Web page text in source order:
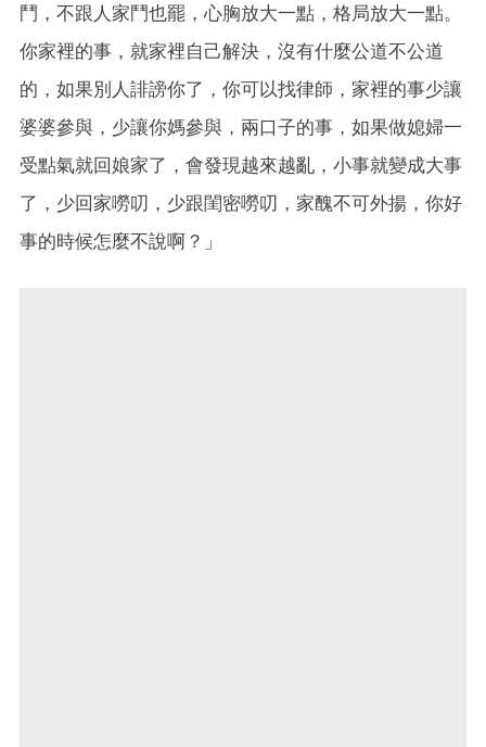
鬥，不跟人家鬥也罷，心胸放大一點，格局放大一點。
你家裡的事，就家裡自己解決，沒有什麼公道不公道
的，如果別人誹謗你了，你可以找律師，家裡的事少讓
婆婆參與，少讓你媽參與，兩口子的事，如果做媳婦一
受點氣就回娘家了，會發現越來越亂，小事就變成大事
了，少回家嘮叨，少跟閨密嘮叨，家醜不可外揚，你好
事的時候怎麼不說啊？」